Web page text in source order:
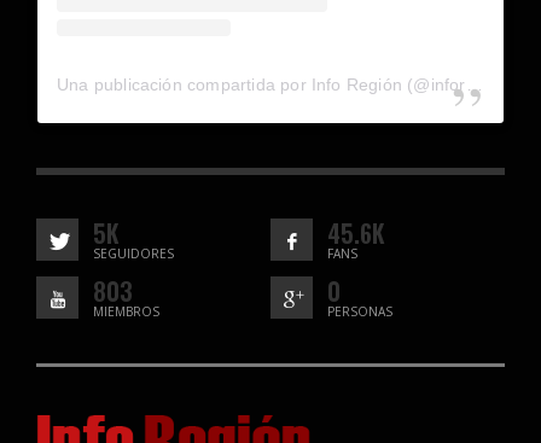
5K
SEGUIDORES
45.6K
FANS
803
MIEMBROS
0
PERSONAS